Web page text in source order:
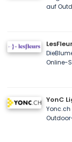
auf
Online-
YonC
Yonc.ch